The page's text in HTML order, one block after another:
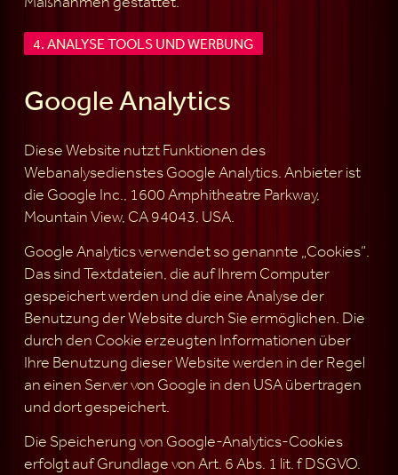
4. ANALYSE TOOLS UND WERBUNG
Google Analytics
Diese Website nutzt Funktionen des
Webanalysedienstes Google Analytics. Anbieter ist
die Google Inc., 1600 Amphitheatre Parkway,
Mountain View, CA 94043, USA.
Google Analytics verwendet so genannte „Cookies“.
Das sind Textdateien, die auf Ihrem Computer
gespeichert werden und die eine Analyse der
Benutzung der Website durch Sie ermöglichen. Die
durch den Cookie erzeugten Informationen über
Ihre Benutzung dieser Website werden in der Regel
an einen Server von Google in den USA übertragen
und dort gespeichert.
Die Speicherung von Google-Analytics-Cookies
erfolgt auf Grundlage von Art. 6 Abs. 1 lit. f DSGVO.